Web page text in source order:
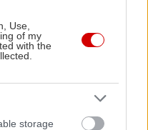
Use,
of my
with the
storage